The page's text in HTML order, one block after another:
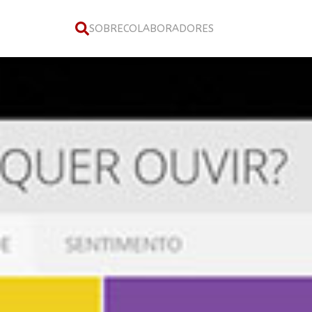
SOBRECOLABORADORES